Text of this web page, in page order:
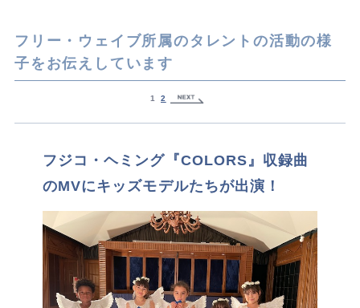
フリー・ウェイブ所属のタレントの活動の様
子をお伝えしています
1 2
フジコ・ヘミング『COLORS』収録曲
のMVにキッズモデルたちが出演！